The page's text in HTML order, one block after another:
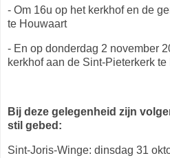
- Om 16u op het kerkhof en de
te Houwaart
- En op donderdag 2 november
kerkhof aan de Sint-Pieterkerk te
Bij deze gelegenheid zijn
stil gebed:
Sint-Joris-Winge: dinsdag 31